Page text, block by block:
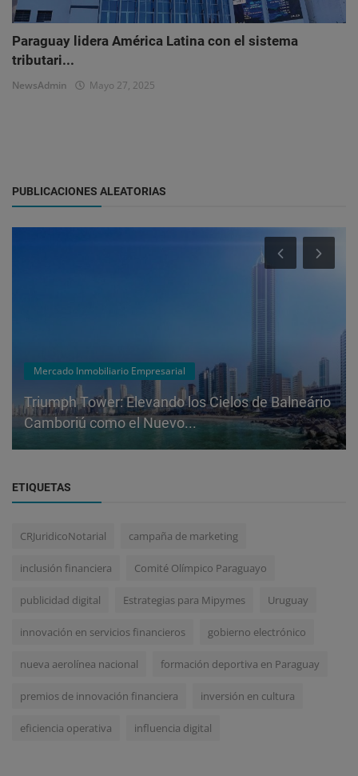
Paraguay lidera América Latina con el sistema
tributari...
NewsAdmin Mayo 27, 2025
PUBLICACIONES ALEATORIAS
Mercado Inmobiliario Empresarial
Triumph Tower: Elevando los Cielos de Balneário
Camboriú como el Nuevo...
ETIQUETAS
CRJuridicoNotarial campaña de marketing
inclusión financiera Comité Olímpico Paraguayo
publicidad digital Estrategias para Mipymes Uruguay
innovación en servicios financieros gobierno electrónico
nueva aerolínea nacional formación deportiva en Paraguay
premios de innovación financiera inversión en cultura
eficiencia operativa influencia digital